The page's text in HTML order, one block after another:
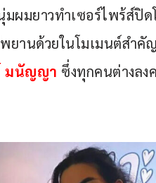
ผมยาวทำเซอร์ไพร้ส์ปิด
ยานด้วยในโมเมนต์สำคั
มนัญญา ซึ่งทุกคนต่างลง